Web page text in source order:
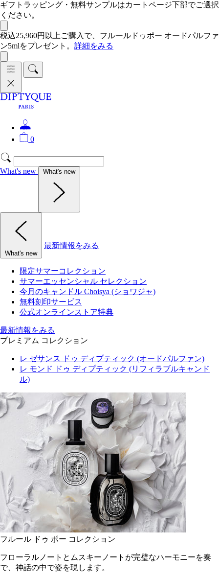
ギフトラッピング・無料サンプルはカートページ下部でご選択
ください。
税込25,960円以上ご購入で、フルールドゥポー オードパルファ
ン5mlをプレゼント。 詳細をみる
0
What's new What's new
What's new
最新情報をみる
限定サマーコレクション
サマーエッセンシャル セレクション
今月のキャンドル Choisya (ショワジャ)
無料刻印サービス
公式オンラインストア特典
最新情報をみる
プレミアム コレクション
レ ゼサンス ドゥ ディプティック (オードパルファン)
レ モンド ドゥ ディプティック (リフィラブルキャンド
ル)
フルール ドゥ ポー コレクション
フローラルノートとムスキーノートが完璧なハーモニーを奏
で、神話の中で姿を現します。